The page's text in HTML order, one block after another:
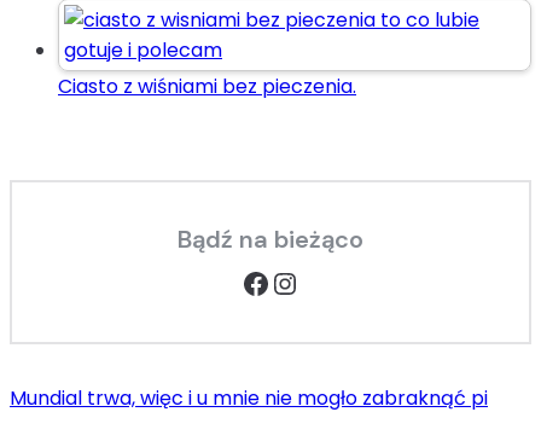
Ciasto z wiśniami bez pieczenia.
Bądź na bieżąco
Facebook
Instagram
Mundial trwa, więc i u mnie nie mogło zabraknąć pi